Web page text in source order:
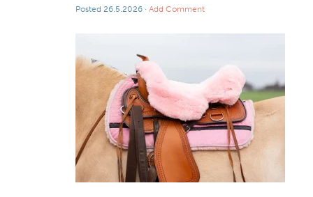
Posted 26.5.2026 · Add Comment